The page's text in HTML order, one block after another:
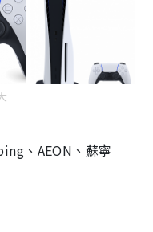
、AEON、蘇寧